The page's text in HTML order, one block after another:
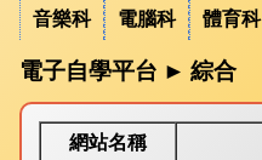
音樂科
電腦科 體育科
電子自學平台 ► 綜合
網站名稱